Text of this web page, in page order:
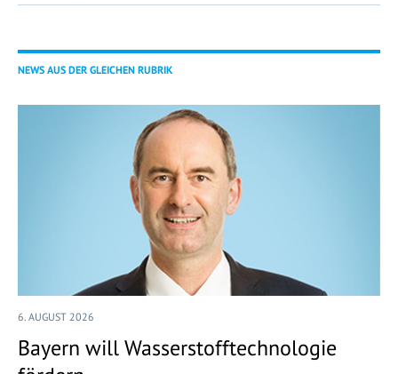
NEWS AUS DER GLEICHEN RUBRIK
6. AUGUST 2026
Bayern will Wasserstofftechnologie